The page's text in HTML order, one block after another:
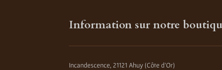
Information sur notre
Incandescence, 21121 Ahuy (Côte d'Or)